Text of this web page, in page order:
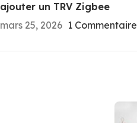
ajouter un TRV Zigbee
mars 25, 2026 1 Commentaire